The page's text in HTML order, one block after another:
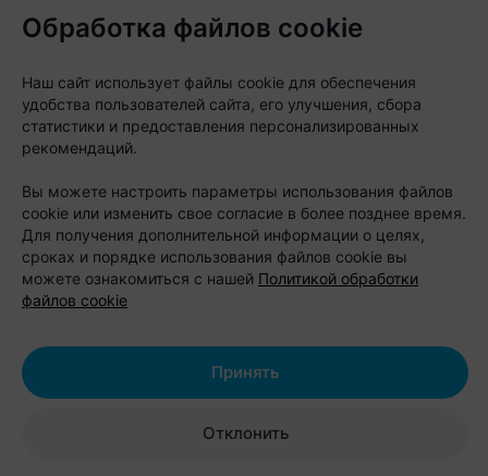
канале
Следите за нами в соцсетях
Обработка файлов cookie
Наш сайт использует файлы cookie для обеспечения
удобства пользователей сайта, его улучшения, сбора
статистики и предоставления персонализированных
рекомендаций.
Вы можете настроить параметры использования файлов
cookie или изменить свое согласие в более позднее время.
Для получения дополнительной информации о целях,
сроках и порядке использования файлов cookie вы
можете ознакомиться с нашей Политикой обработки
файлов cookie
Отклонить
Принять